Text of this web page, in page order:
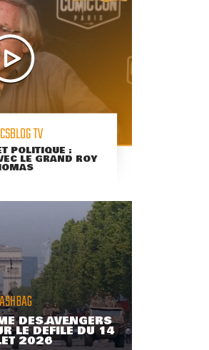
TV
POLITIQUE :
LE GRAND ROY
DES AVENGERS
LE DÉFILÉ DU 14
2026